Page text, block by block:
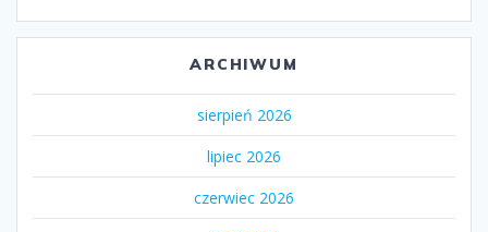
ARCHIWUM
sierpień 2026
lipiec 2026
czerwiec 2026